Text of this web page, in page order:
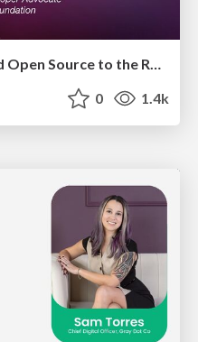
AI in Enterprises - Java and Open Source to the Rescue
0 1.4k